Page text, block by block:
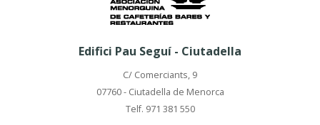
Edifici Pau Seguí - Ciutadella
C/ Comerciants, 9
07760 - Ciutadella de Menorca
Telf. 971 381 550